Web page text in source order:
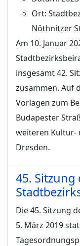
Ort:
Nöthnitzer
Am 10. Januar
insgesamt 42.
zusammen. Auf
Vorlagen zum
Budapester
weiteren Kultur-
Dresden.
45. Sitzung
Die 45. Sitzung
5. März 2019